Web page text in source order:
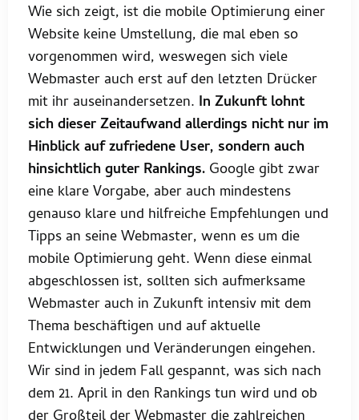
Wie sich zeigt, ist die mobile Optimierung einer
Website keine Umstellung, die mal eben so
vorgenommen wird, weswegen sich viele
Webmaster auch erst auf den letzten Drücker
mit ihr auseinandersetzen. In Zukunft lohnt
sich dieser Zeitaufwand allerdings nicht nur im
Hinblick auf zufriedene User, sondern auch
hinsichtlich guter Rankings. Google gibt zwar
eine klare Vorgabe, aber auch mindestens
genauso klare und hilfreiche Empfehlungen und
Tipps an seine Webmaster, wenn es um die
mobile Optimierung geht. Wenn diese einmal
abgeschlossen ist, sollten sich aufmerksame
Webmaster auch in Zukunft intensiv mit dem
Thema beschäftigen und auf aktuelle
Entwicklungen und Veränderungen eingehen.
Wir sind in jedem Fall gespannt, was sich nach
dem 21. April in den Rankings tun wird und ob